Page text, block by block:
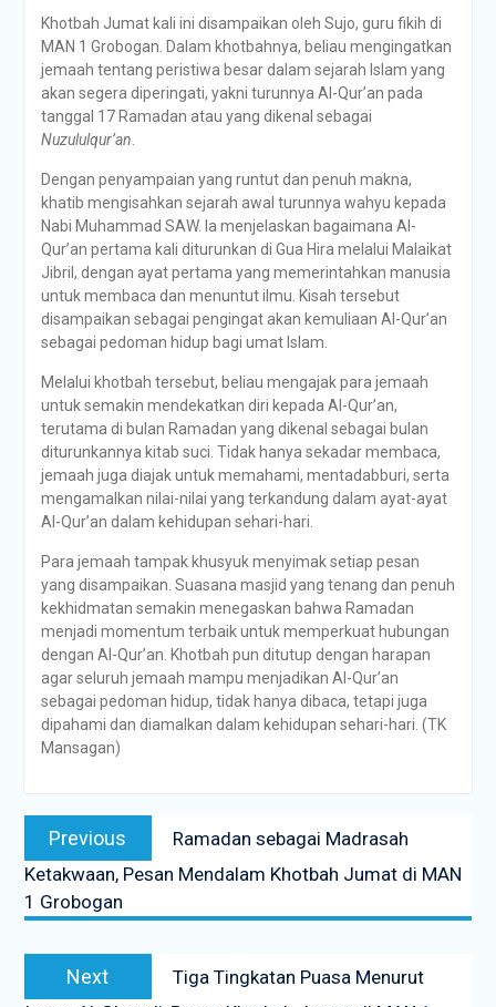
Khotbah Jumat kali ini disampaikan oleh Sujo, guru fikih di
MAN 1 Grobogan. Dalam khotbahnya, beliau mengingatkan
jemaah tentang peristiwa besar dalam sejarah Islam yang
akan segera diperingati, yakni turunnya Al-Qur’an pada
tanggal 17 Ramadan atau yang dikenal sebagai
Nuzululqur’an
Dengan penyampaian yang runtut dan penuh makna,
khatib mengisahkan sejarah awal turunnya wahyu kepada
Nabi Muhammad SAW. Ia menjelaskan bagaimana Al-
Qur’an pertama kali diturunkan di Gua Hira melalui Malaikat
Jibril, dengan ayat pertama yang memerintahkan manusia
untuk membaca dan menuntut ilmu. Kisah tersebut
disampaikan sebagai pengingat akan kemuliaan Al-Qur’an
sebagai pedoman hidup bagi umat Islam.
Melalui khotbah tersebut, beliau mengajak para jemaah
untuk semakin mendekatkan diri kepada Al-Qur’an,
terutama di bulan Ramadan yang dikenal sebagai bulan
diturunkannya kitab suci. Tidak hanya sekadar membaca,
jemaah juga diajak untuk memahami, mentadabburi, serta
mengamalkan nilai-nilai yang terkandung dalam ayat-ayat
Al-Qur’an dalam kehidupan sehari-hari.
Para jemaah tampak khusyuk menyimak setiap pesan
yang disampaikan. Suasana masjid yang tenang dan penuh
kekhidmatan semakin menegaskan bahwa Ramadan
menjadi momentum terbaik untuk memperkuat hubungan
dengan Al-Qur’an. Khotbah pun ditutup dengan harapan
agar seluruh jemaah mampu menjadikan Al-Qur’an
sebagai pedoman hidup, tidak hanya dibaca, tetapi juga
dipahami dan diamalkan dalam kehidupan sehari-hari. (TK
Mansagan)
Previous
Ramadan sebagai Madrasah
Ketakwaan, Pesan Mendalam Khotbah Jumat di MAN
1 Grobogan
Next
Tiga Tingkatan Puasa Menurut